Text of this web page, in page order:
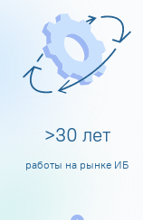
>30 лет
работы на рынке ИБ